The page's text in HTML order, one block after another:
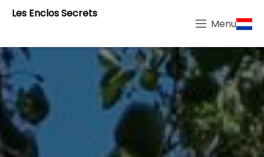
Les Enclos Secrets
Menu